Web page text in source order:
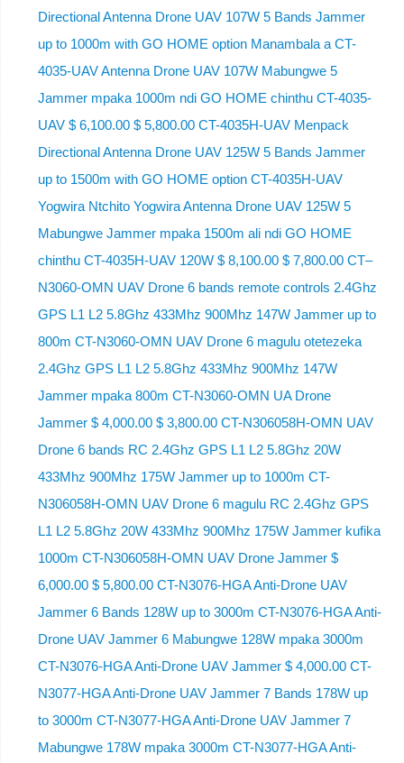
Directional Antenna Drone UAV 107W 5 Bands Jammer
up to 1000m with GO HOME option Manambala a CT-
4035-UAV Antenna Drone UAV 107W Mabungwe 5
Jammer mpaka 1000m ndi GO HOME chinthu CT-4035-
UAV $ 6,100.00 $ 5,800.00 CT-4035H-UAV Menpack
Directional Antenna Drone UAV 125W 5 Bands Jammer
up to 1500m with GO HOME option CT-4035H-UAV
Yogwira Ntchito Yogwira Antenna Drone UAV 125W 5
Mabungwe Jammer mpaka 1500m ali ndi GO HOME
chinthu CT-4035H-UAV 120W $ 8,100.00 $ 7,800.00 CT–
N3060-OMN UAV Drone 6 bands remote controls 2.4Ghz
GPS L1 L2 5.8Ghz 433Mhz 900Mhz 147W Jammer up to
800m CT-N3060-OMN UAV Drone 6 magulu otetezeka
2.4Ghz GPS L1 L2 5.8Ghz 433Mhz 900Mhz 147W
Jammer mpaka 800m CT-N3060-OMN UA Drone
Jammer $ 4,000.00 $ 3,800.00 CT-N306058H-OMN UAV
Drone 6 bands RC 2.4Ghz GPS L1 L2 5.8Ghz 20W
433Mhz 900Mhz 175W Jammer up to 1000m CT-
N306058H-OMN UAV Drone 6 magulu RC 2.4Ghz GPS
L1 L2 5.8Ghz 20W 433Mhz 900Mhz 175W Jammer kufika
1000m CT-N306058H-OMN UAV Drone Jammer $
6,000.00 $ 5,800.00 CT-N3076-HGA Anti-Drone UAV
Jammer 6 Bands 128W up to 3000m CT-N3076-HGA ​​Anti-
Drone UAV Jammer 6 Mabungwe 128W mpaka 3000m
CT-N3076-HGA ​​Anti-Drone UAV Jammer $ 4,000.00 CT-
N3077-HGA Anti-Drone UAV Jammer 7 Bands 178W up
to 3000m CT-N3077-HGA Anti-Drone UAV Jammer 7
Mabungwe 178W mpaka 3000m CT-N3077-HGA Anti-